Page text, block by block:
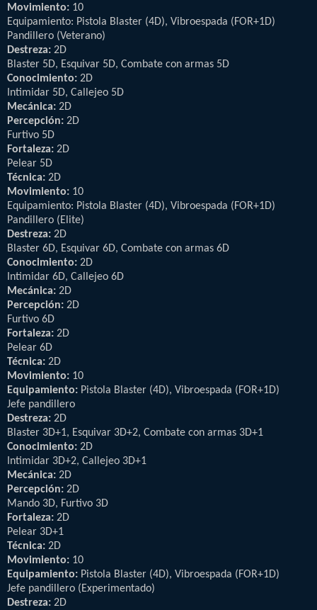
Movimiento: 10
Equipamiento: Pistola Blaster (4D), Vibroespada (FOR+1D)
Pandillero (Veterano)
Destreza: 2D
Blaster 5D, Esquivar 5D, Combate con armas 5D
Conocimiento: 2D
Intimidar 5D, Callejeo 5D
Mecánica: 2D
Percepción: 2D
Furtivo 5D
Fortaleza: 2D
Pelear 5D
Técnica: 2D
Movimiento: 10
Equipamiento: Pistola Blaster (4D), Vibroespada (FOR+1D)
Pandillero (Elite)
Destreza: 2D
Blaster 6D, Esquivar 6D, Combate con armas 6D
Conocimiento: 2D
Intimidar 6D, Callejeo 6D
Mecánica: 2D
Percepción: 2D
Furtivo 6D
Fortaleza: 2D
Pelear 6D
Técnica: 2D
Movimiento: 10
Equipamiento: Pistola Blaster (4D), Vibroespada (FOR+1D)
Jefe pandillero
Destreza: 2D
Blaster 3D+1, Esquivar 3D+2, Combate con armas 3D+1
Conocimiento: 2D
Intimidar 3D+2, Callejeo 3D+1
Mecánica: 2D
Percepción: 2D
Mando 3D, Furtivo 3D
Fortaleza: 2D
Pelear 3D+1
Técnica: 2D
Movimiento: 10
Equipamiento: Pistola Blaster (4D), Vibroespada (FOR+1D)
Jefe pandillero (Experimentado)
Destreza: 2D